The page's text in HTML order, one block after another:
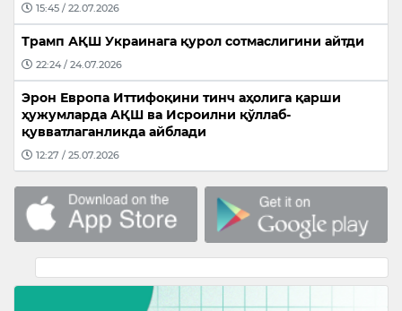
15:45 / 22.07.2026
Трамп АҚШ Украинага қурол сотмаслигини айтди
22:24 / 24.07.2026
Эрон Европа Иттифоқини тинч аҳолига қарши
ҳужумларда АҚШ ва Исроилни қўллаб-
қувватлаганликда айблади
12:27 / 25.07.2026